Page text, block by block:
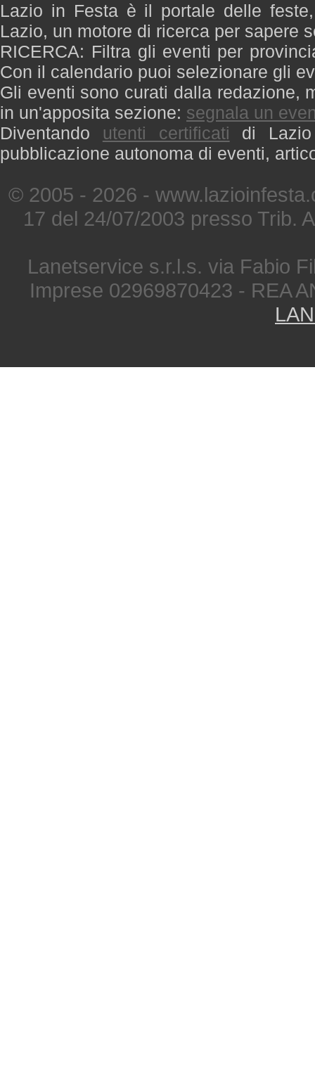
Lazio in Festa è il portale delle
Lazio, un motore di ricerca per sapere
RICERCA: Filtra gli eventi per
Con il calendario puoi selezionare gli
Gli eventi sono curati dalla redazione,
in un'apposita sezione: segnala un
Diventando utenti certificati di
pubblicazione autonoma di eventi,
© 2005 - 2026 -
17 del 24/07/2003 presso Trib.
Lanetservice s.r.l.s. via Fabio
Imprese 02969870423 - REA